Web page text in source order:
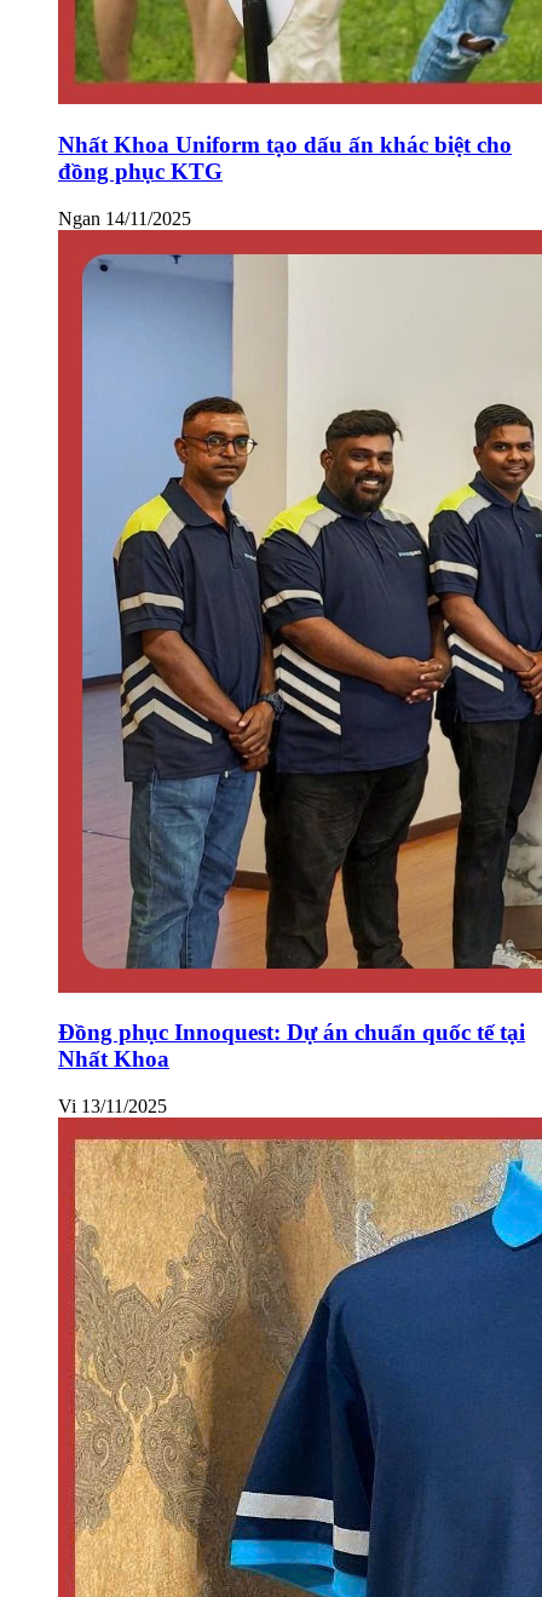
Nhất Khoa Uniform tạo dấu ấn khác biệt cho
đồng phục KTG
Ngan 14/11/2025
Đồng phục Innoquest: Dự án chuẩn quốc tế tại
Nhất Khoa
Vi 13/11/2025